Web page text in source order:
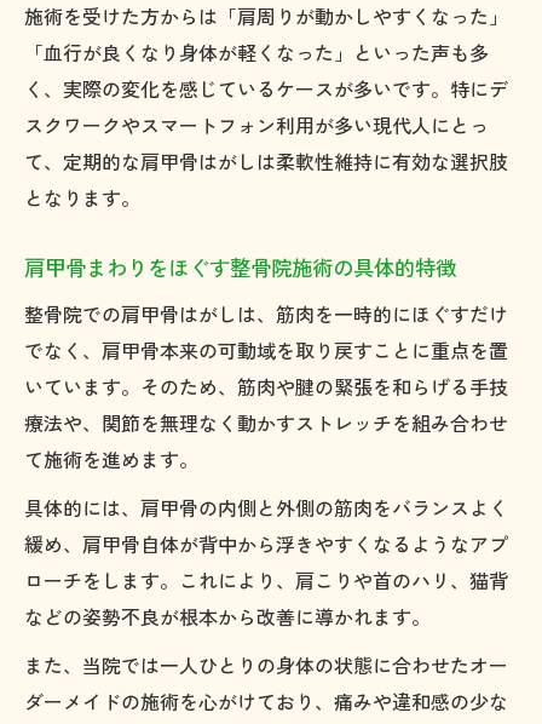
施術を受けた方からは「肩周りが動かしやすくなった」
「血行が良くなり身体が軽くなった」といった声も多
く、実際の変化を感じているケースが多いです。特にデ
スクワークやスマートフォン利用が多い現代人にとっ
て、定期的な肩甲骨はがしは柔軟性維持に有効な選択肢
となります。
肩甲骨まわりをほぐす整骨院施術の具体的特徴
整骨院での肩甲骨はがしは、筋肉を一時的にほぐすだけ
でなく、肩甲骨本来の可動域を取り戻すことに重点を置
いています。そのため、筋肉や腱の緊張を和らげる手技
療法や、関節を無理なく動かすストレッチを組み合わせ
て施術を進めます。
具体的には、肩甲骨の内側と外側の筋肉をバランスよく
緩め、肩甲骨自体が背中から浮きやすくなるようなアプ
ローチをします。これにより、肩こりや首のハリ、猫背
などの姿勢不良が根本から改善に導かれます。
また、当院では一人ひとりの身体の状態に合わせたオー
ダーメイドの施術を心がけており、痛みや違和感の少な